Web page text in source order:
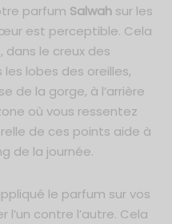
parfum Salwah sur les
est perceptible. Cela
dans le creux des
lobes des oreilles,
de la gorge, à l’arrière
où vous ressentez
de ces points aide à
de la journée.
le parfum sur vos
contre l’autre. Cela